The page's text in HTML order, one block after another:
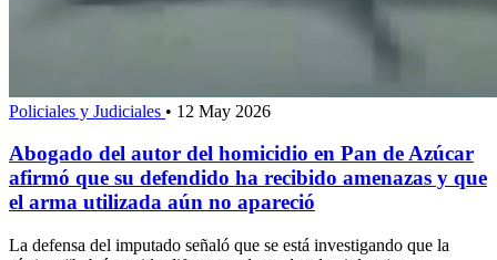
Policiales y Judiciales • 12 May 2026
Abogado del autor del homicidio en Pan de Azúcar
afirmó que su defendido ha recibido amenazas y que
el arma utilizada aún no apareció
La defensa del imputado señaló que se está investigando que la